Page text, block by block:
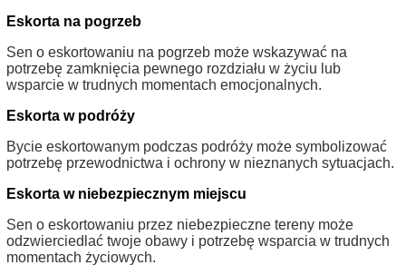
Eskorta na pogrzeb
Sen o eskortowaniu na pogrzeb może wskazywać na
potrzebę zamknięcia pewnego rozdziału w życiu lub
wsparcie w trudnych momentach emocjonalnych.
Eskorta w podróży
Bycie eskortowanym podczas podróży może symbolizować
potrzebę przewodnictwa i ochrony w nieznanych sytuacjach.
Eskorta w niebezpiecznym miejscu
Sen o eskortowaniu przez niebezpieczne tereny może
odzwierciedlać twoje obawy i potrzebę wsparcia w trudnych
momentach życiowych.